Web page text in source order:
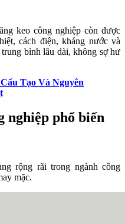
keo công nghiệp còn được
cách điện, kháng nước và
bình lâu dài, không sợ hư
Tạo Và Nguyên
nghiệp phổ biến
rộng rãi trong ngành công
mặc.